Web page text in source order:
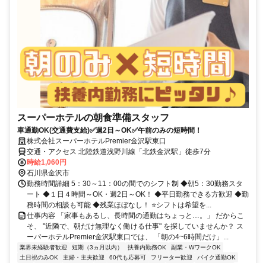
スーパーホテルの朝食準備スタッフ
車通勤OK(交通費支給)✅週2日～OK✅午前のみの短時間！
株式会社スーパーホテルPremier金沢駅東口
交通・アクセス 北陸鉄道浅野川線「北鉄金沢駅」徒歩7分
時給1,060円
石川県金沢市
勤務時間詳細 5：30～11：00の間でのシフト制 ◆朝5：30勤務スタ
ート ◆１日４時間～OK・週2日～OK！ ◆平日勤務できる方歓迎 ◆勤
務時間の相談も可能 ◆残業ほぼなし！ ⭐シフトは希望を...
仕事内容 「家事もあるし、長時間の通勤はちょっと…。」 だからこ
そ、 "近隣で、朝だけ無理なく働ける仕事" を探していませんか？ ス
ーパーホテルPremier金沢駅東口では、 「朝の4~6時間だけ」...
業界未経験者歓迎 短期（3ヵ月以内） 扶養内勤務OK
副業・WワークOK
土日祝のみOK
主婦・主夫歓迎 60代も応募可 フリーター歓迎
バイク通勤OK